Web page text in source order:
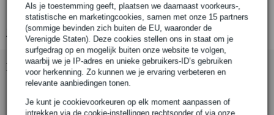
Als je toestemming geeft, plaatsen we daarnaast voorkeurs-,
statistische en marketingcookies, samen met onze 15 partners
(sommige bevinden zich buiten de EU, waaronder de
Verenigde Staten). Deze cookies stellen ons in staat om je
surfgedrag op en mogelijk buiten onze website te volgen,
waarbij we je IP-adres en unieke gebruikers-ID’s gebruiken
voor herkenning. Zo kunnen we je ervaring verbeteren en
relevante aanbiedingen tonen.
Je kunt je cookievoorkeuren op elk moment aanpassen of
intrekken via de cookie-instellingen rechtsonder of via onze
heldere klank
Bekijk alle productspecificaties
Bekijk ook eens (1)